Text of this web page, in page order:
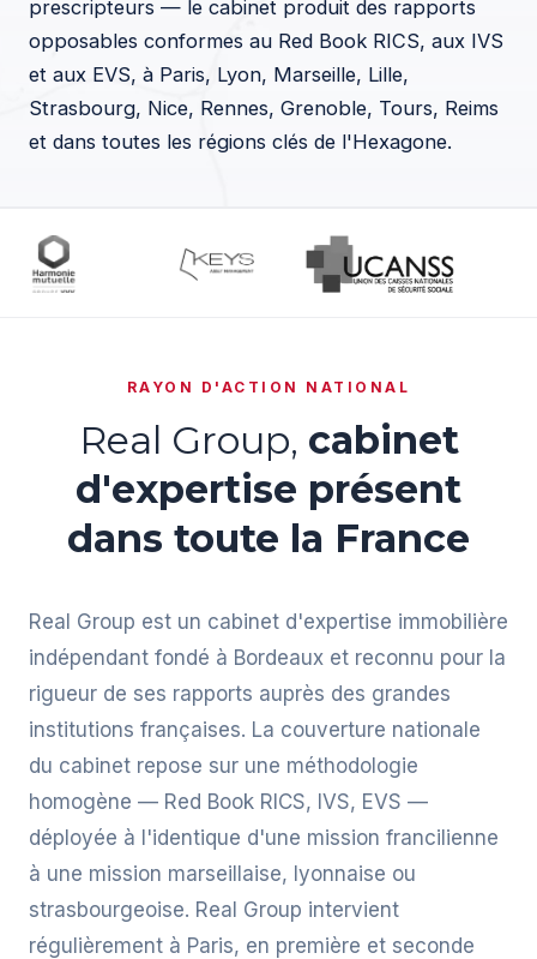
prescripteurs — le cabinet produit des rapports
opposables conformes au Red Book RICS, aux IVS
et aux EVS, à Paris, Lyon, Marseille, Lille,
Strasbourg, Nice, Rennes, Grenoble, Tours, Reims
et dans toutes les régions clés de l'Hexagone.
RAYON D'ACTION NATIONAL
Real Group, cabinet
d'expertise présent
dans toute la France
Real Group est un cabinet d'expertise immobilière
indépendant fondé à Bordeaux et reconnu pour la
rigueur de ses rapports auprès des grandes
institutions françaises. La couverture nationale
du cabinet repose sur une méthodologie
homogène — Red Book RICS, IVS, EVS —
déployée à l'identique d'une mission francilienne
à une mission marseillaise, lyonnaise ou
strasbourgeoise. Real Group intervient
régulièrement à Paris, en première et seconde